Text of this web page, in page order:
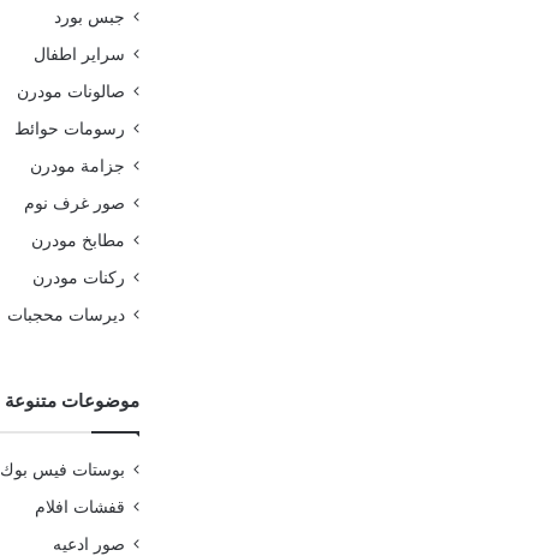
جبس بورد
سراير اطفال
صالونات مودرن
رسومات حوائط
جزامة مودرن
صور غرف نوم
مطابخ مودرن
ركنات مودرن
ديرسات محجبات
موضوعات متنوعة
بوستات فيس بوك
قفشات افلام
صور ادعيه